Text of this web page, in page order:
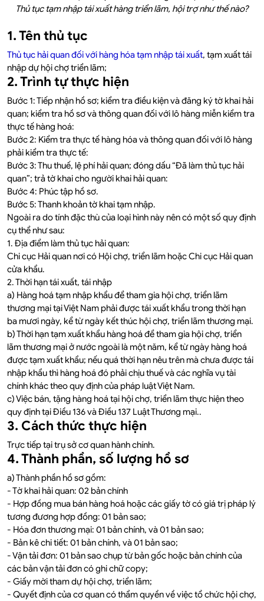
Thủ tục tạm nhập tái xuất hàng triển lãm, hội trợ như thế nào?
1. Tên thủ tục
Thủ tục hải quan đối với hàng hóa tạm nhập tái xuất, tạm xuất tái
nhập dự hội chợ triển lãm;
2. Trình tự thực hiện
Bước 1: Tiếp nhận hồ sơ; kiểm tra điều kiện và đăng ký tờ khai hải
quan; kiểm tra hồ sơ và thông quan đối với lô hàng miễn kiểm tra
thực tế hàng hoá:
Bước 2: Kiểm tra thực tế hàng hóa và thông quan đối với lô hàng
phải kiểm tra thực tế:
Bước 3: Thu thuế, lệ phí hải quan; đóng dấu “Đã làm thủ tục hải
quan”; trả tờ khai cho người khai hải quan:
Bước 4: Phúc tập hồ sơ.
Bước 5: Thanh khoản tờ khai tạm nhập.
Ngoài ra do tính đặc thù của loại hình này nên có một số quy định
cụ thể như sau:
1. Địa điểm làm thủ tục hải quan:
Chi cục Hải quan nơi có Hội chợ, triển lãm hoặc Chi cục Hải quan
cửa khẩu.
2. Thời hạn tái xuất, tái nhập
a) Hàng hoá tạm nhập khẩu để tham gia hội chợ, triển lãm
thương mại tại Việt Nam phải được tái xuất khẩu trong thời hạn
ba mươi ngày, kể từ ngày kết thúc hội chợ, triển lãm thương mại.
b) Thời hạn tạm xuất khẩu hàng hoá để tham gia hội chợ, triển
lãm thương mại ở nước ngoài là một năm, kể từ ngày hàng hoá
được tạm xuất khẩu; nếu quá thời hạn nêu trên mà chưa được tái
nhập khẩu thì hàng hoá đó phải chịu thuế và các nghĩa vụ tài
chính khác theo quy định của pháp luật Việt Nam.
c) Việc bán, tặng hàng hoá tại hội chợ, triển lãm thực hiện theo
quy định tại Điều 136 và Điều 137 Luật Thương mại..
3. Cách thức thực hiện
Trực tiếp tại trụ sở cơ quan hành chính.
4. Thành phần, số lượng hồ sơ
a) Thành phần hồ sơ gồm:
- Tờ khai hải quan: 02 bản chính
- Hợp đồng mua bán hàng hoá hoặc các giấy tờ có giá trị pháp lý
tương đương hợp đồng: 01 bản sao;
- Hóa đơn thương mại: 01 bản chính, và 01 bản sao;
- Bản kê chi tiết: 01 bản chính, và 01 bản sao;
- Vận tải đơn: 01 bản sao chụp từ bản gốc hoặc bản chính của
các bản vận tải đơn có ghi chữ copy;
- Giấy mời tham dự hội chợ, triển lãm;
- Quyết định của cơ quan có thẩm quyền về việc tổ chức hội chợ,